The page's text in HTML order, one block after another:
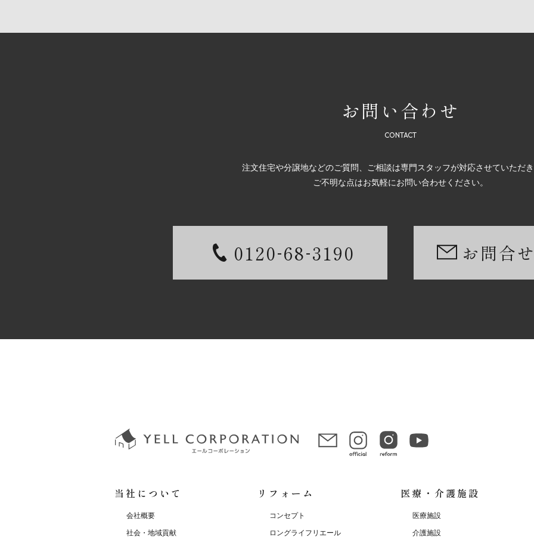
お問い合わせ
注文住宅や分譲地などのご質問、ご相談は専門スタッフが対応させていただき
ご不明な点はお気軽にお問い合わせください。
0120-68-3190 お問合
当社について
会社概要
社会・地域貢献
リフォーム
コンセプト
ロングライフリエール
医療・介護施設
医療施設
介護施設